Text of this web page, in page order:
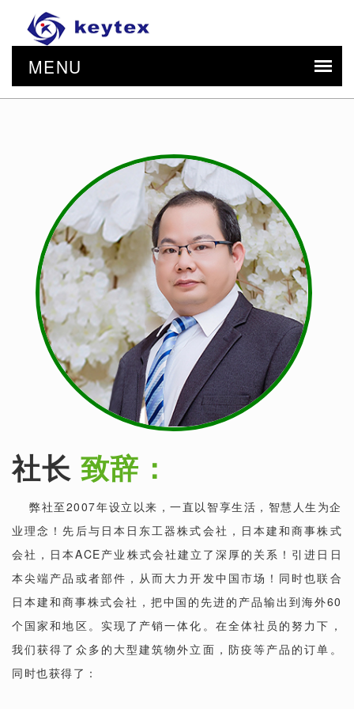
社长 致辞：
弊社至2007年设立以来，一直以智享生活，智慧人生为企
业理念！先后与日本日东工器株式会社，日本建和商事株式
会社，日本ACE产业株式会社建立了深厚的关系！引进日日
本尖端产品或者部件，从而大力开发中国市场！同时也联合
日本建和商事株式会社，把中国的先进的产品输出到海外60
个国家和地区。实现了产销一体化。在全体社员的努力下，
我们获得了众多的大型建筑物外立面，防疫等产品的订单。
同时也获得了：